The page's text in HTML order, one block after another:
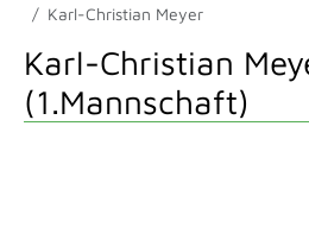
Karl-Christian Meyer
Karl-Christian
(1.Mannschaft)